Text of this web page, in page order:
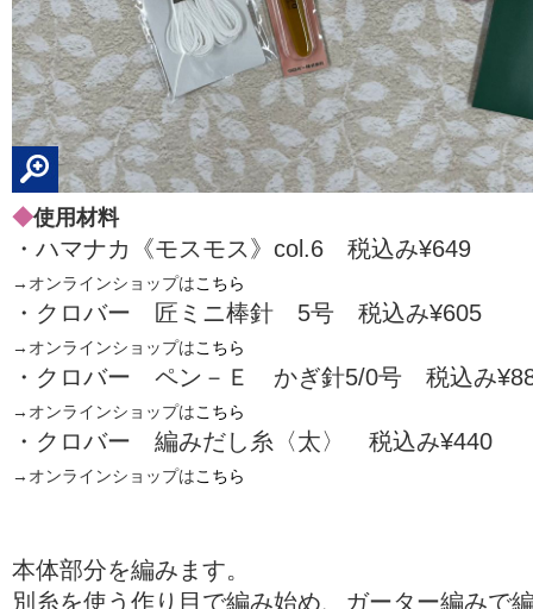
◆使用材料
・ハマナカ《モスモス》col.6 税込み¥649
→オンラインショップはこちら
・クロバー 匠ミニ棒針 5号 税込み¥605
→オンラインショップはこちら
・クロバー ペン－Ｅ かぎ針5/0号 税込み
→オンラインショップはこちら
・クロバー 編みだし糸〈太〉 税込み¥440
→オンラインショップはこちら
本体部分を編みます。
別糸を使う作り目で編み始め、ガーター編みで